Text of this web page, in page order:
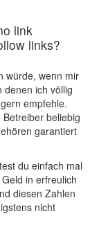
link
links?
würde, wenn mir
denen ich völlig
empfehle.
Betreiber beliebig
garantiert
du einfach mal
in erfreulich
diesen Zahlen
nicht